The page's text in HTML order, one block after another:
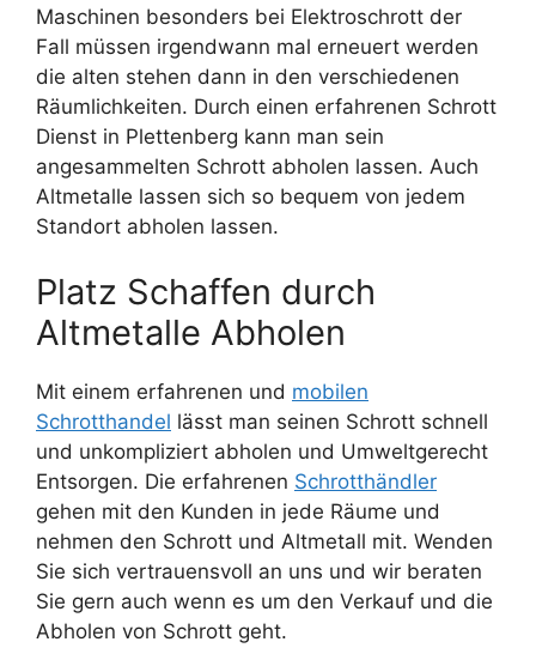
Maschinen besonders bei Elektroschrott der
Fall müssen irgendwann mal erneuert werden
die alten stehen dann in den verschiedenen
Räumlichkeiten. Durch einen erfahrenen Schrott
Dienst in Plettenberg kann man sein
angesammelten Schrott abholen lassen. Auch
Altmetalle lassen sich so bequem von jedem
Standort abholen lassen.
Platz Schaffen durch
Altmetalle Abholen
Mit einem erfahrenen und mobilen
Schrotthandel lässt man seinen Schrott schnell
und unkompliziert abholen und Umweltgerecht
Entsorgen. Die erfahrenen Schrotthändler
gehen mit den Kunden in jede Räume und
nehmen den Schrott und Altmetall mit. Wenden
Sie sich vertrauensvoll an uns und wir beraten
Sie gern auch wenn es um den Verkauf und die
Abholen von Schrott geht.